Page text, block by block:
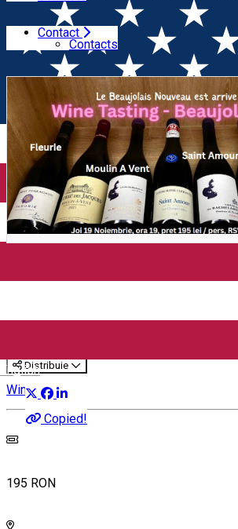
English
Contact
Contacts
Home Wine Tasting
Wine tasting -
Beaujolais Nouveau (Bucuresti)
Wine tasting -
(Bucuresti)
Distribuie
Copied!
Wine Tasting
195 RON